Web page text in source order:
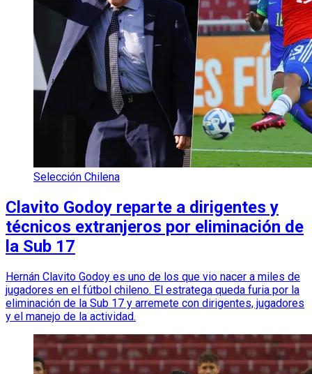
Selección Chilena
Clavito Godoy reparte a dirigentes y
técnicos extranjeros por eliminación de
la Sub 17
Hernán Clavito Godoy es uno de los que vio nacer a miles de
jugadores en el fútbol chileno. El estratega queda furia por la
eliminación de la Sub 17 y arremete con dirigentes, jugadores
y el manejo de la actividad.